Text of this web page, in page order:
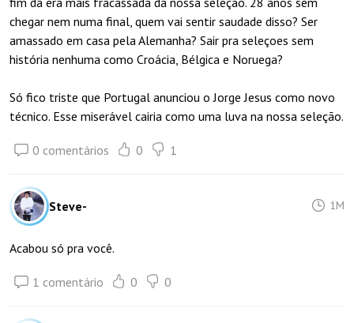
chegar nem numa final, quem vai sentir saudade disso? Ser
amassado em casa pela Alemanha? Sair pra seleçoes sem
história nenhuma como Croácia, Bélgica e Noruega?
Só fico triste que Portugal anunciou o Jorge Jesus como novo
técnico. Esse miserável cairia como uma luva na nossa seleção.
0 comentários 0 1
Steve- 1M
Acabou só pra você.
1 comentário 0 0